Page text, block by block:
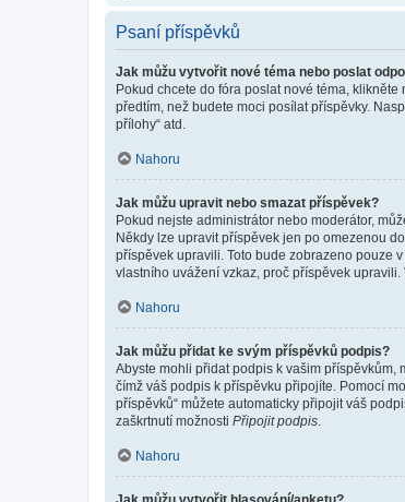
Psaní příspěvků
Jak můžu vytvořit nové téma nebo poslat
Pokud chcete do fóra poslat nové téma,
předtím, než budete moci posílat příspěvky.
přílohy“ atd.
Nahoru
Jak můžu upravit nebo smazat příspěvek?
Pokud nejste administrátor nebo moderátor,
Někdy lze upravit příspěvek jen po omezenou
příspěvek upravili. Toto bude zobrazeno pouze
vlastního uvážení vzkaz, proč příspěvek
Nahoru
Jak můžu přidat ke svým příspěvků podpis?
Abyste mohli přidat podpis k vašim příspěvkům,
čímž váš podpis k příspěvku připojíte. Pomocí
příspěvků“ můžete automaticky připojit váš
zaškrtnutí možnosti Připojit podpis.
Nahoru